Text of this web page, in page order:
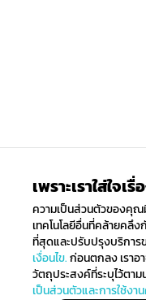
เพราะเราใส่ใจ
ความเป็นส่วนตัวของคุณ
เทคโนโลยีอื่นที่คล้ายคลึ
ที่สุดและปรับปรุงบริการ
เงื่อนไข.ก่อนตกลง เรา
วัตถุประสงค์ที่ระบุไว้ตาม
เป็นส่วนตัวและการใช้งา